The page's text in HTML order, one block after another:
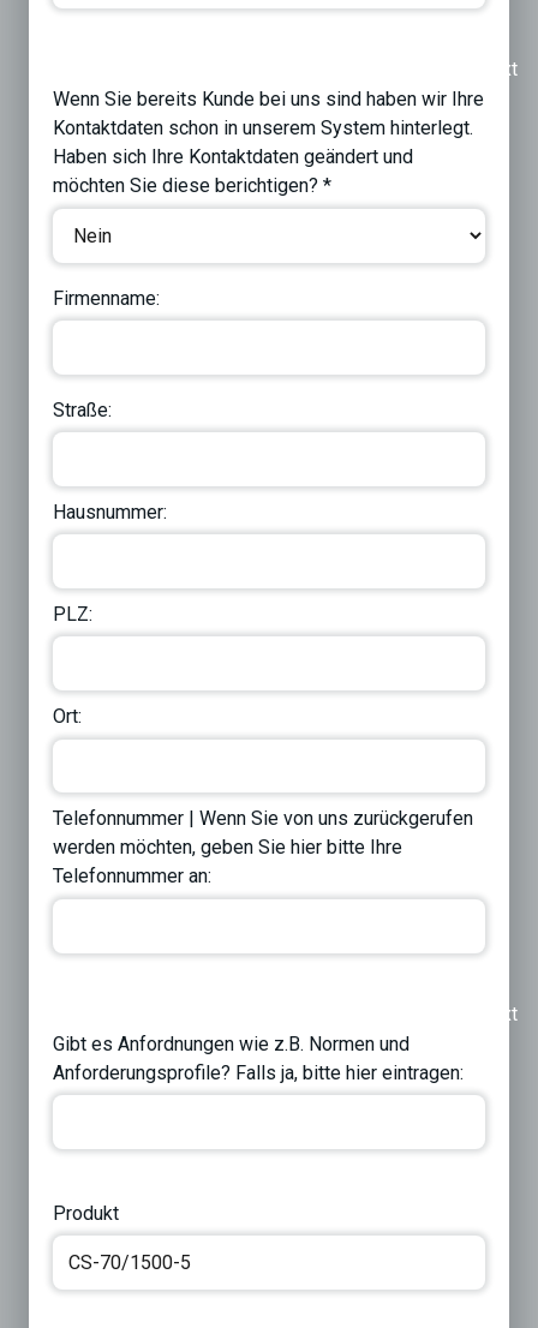
Next
Wenn Sie bereits Kunde bei uns sind haben wir Ihre
Kontaktdaten schon in unserem System hinterlegt.
Haben sich Ihre Kontaktdaten geändert und
möchten Sie diese berichtigen? *
Firmenname:
Straße:
Hausnummer:
PLZ:
Ort:
Telefonnummer | Wenn Sie von uns zurückgerufen
werden möchten, geben Sie hier bitte Ihre
Telefonnummer an:
Next
Gibt es Anfordnungen wie z.B. Normen und
Anforderungsprofile? Falls ja, bitte hier eintragen:
Produkt